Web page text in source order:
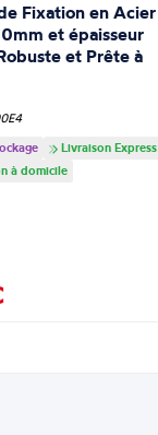
Fixation en Acier
et épaisseur
et Prête à
Livraison Express
à domicile